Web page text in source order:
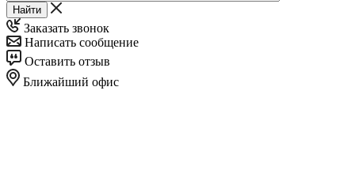
Найти
Заказать звонок
Написать сообщение
Оставить отзыв
Ближайший офис